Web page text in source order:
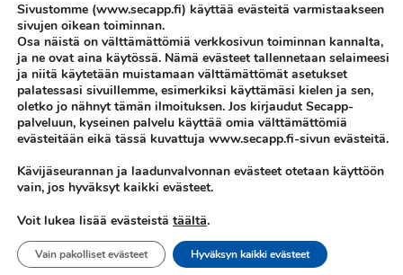
Tilaa Secappin uutiskirje
Secapp © Copyright 2026 | Tietosuojaseloste
Tuki|Kirjaudu sisään
Sivustomme (www.secapp.fi) käyttää evästeitä varmistaakseen
sivujen oikean toiminnan.
Osa näistä on välttämättömiä verkkosivun toiminnan kannalta,
ja ne ovat aina käytössä. Nämä evästeet tallennetaan selaimeesi
ja niitä käytetään muistamaan välttämättömät asetukset
palatessasi sivuillemme, esimerkiksi käyttämäsi kielen ja sen,
oletko jo nähnyt tämän ilmoituksen. Jos kirjaudut Secapp-
palveluun, kyseinen palvelu käyttää omia välttämättömiä
evästeitään eikä tässä kuvattuja www.secapp.fi-sivun evästeitä.
Kävijäseurannan ja laadunvalvonnan evästeet otetaan käyttöön
vain, jos hyväksyt kaikki evästeet.
Voit lukea lisää evästeistä täältä.
Hyväksyn kaikki evästeet
Vain pakolliset evästeet